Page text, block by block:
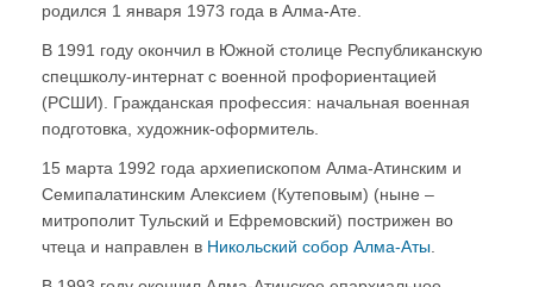
родился 1 января 1973 года в Алма-Ате.
В 1991 году окончил в Южной столице Республиканскую
спецшколу-интернат с военной профориентацией
(РСШИ). Гражданская профессия: начальная военная
подготовка, художник-оформитель.
15 марта 1992 года архиепископом Алма-Атинским и
Семипалатинским Алексием (Кутеповым) (ныне –
митрополит Тульский и Ефремовский) пострижен во
чтеца и направлен в Никольский собор Алма-Аты